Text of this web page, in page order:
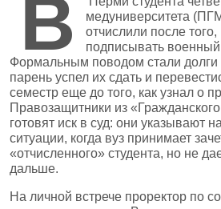
В
медуниверситета
отчислили после того,
подписывать военный
Формальным поводом стали долги
парень успел их сдать и
семестр еще до того, как узнал о
Правозащитники из
готовят иск в суд: они указывают
ситуации, когда вуз принимает
«отчисленного» студента, но не
дальше.
На личной встрече проректор по